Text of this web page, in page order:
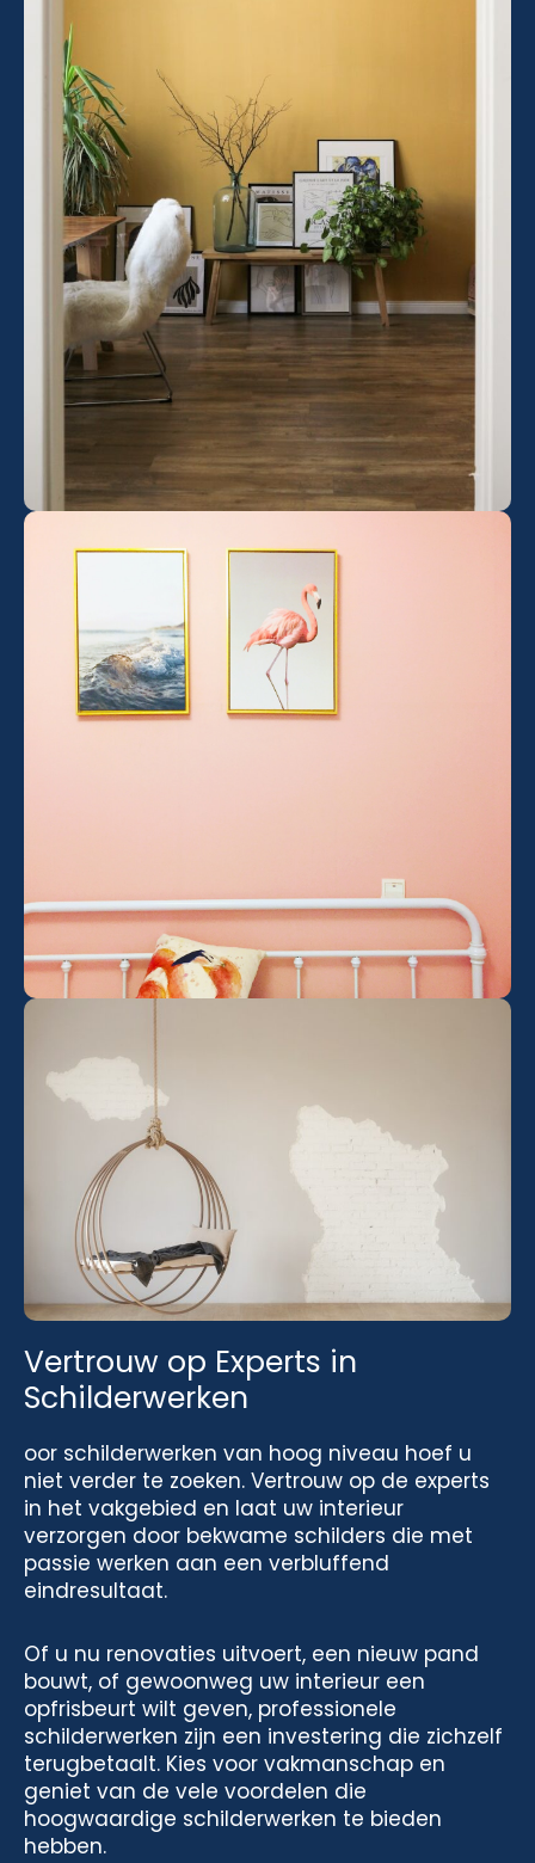
Vertrouw op Experts in
Schilderwerken
oor schilderwerken van hoog niveau hoef u
niet verder te zoeken. Vertrouw op de experts
in het vakgebied en laat uw interieur
verzorgen door bekwame schilders die met
passie werken aan een verbluffend
eindresultaat.
Of u nu renovaties uitvoert, een nieuw pand
bouwt, of gewoonweg uw interieur een
opfrisbeurt wilt geven, professionele
schilderwerken zijn een investering die zichzelf
terugbetaalt. Kies voor vakmanschap en
geniet van de vele voordelen die
hoogwaardige schilderwerken te bieden
hebben.